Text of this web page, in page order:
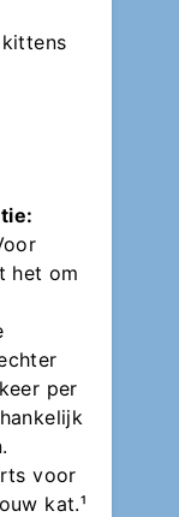
het om
per
voor
kat.¹